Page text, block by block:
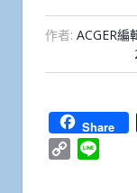
作者: ACGER編
Share
Copy